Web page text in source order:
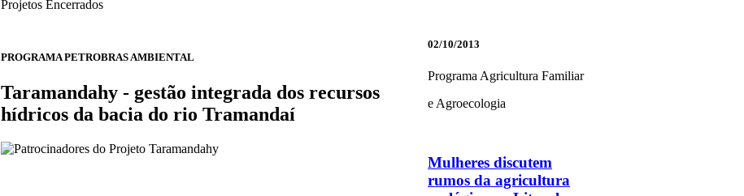
Projetos Encerrados
PROGRAMA PETROBRAS AMBIENTAL
Taramandahy - gestão integrada dos recursos
hídricos da bacia do rio Tramandaí
02/10/2013
Programa Agricultura Familiar
e Agroecologia
Mulheres discutem
rumos da agricultura